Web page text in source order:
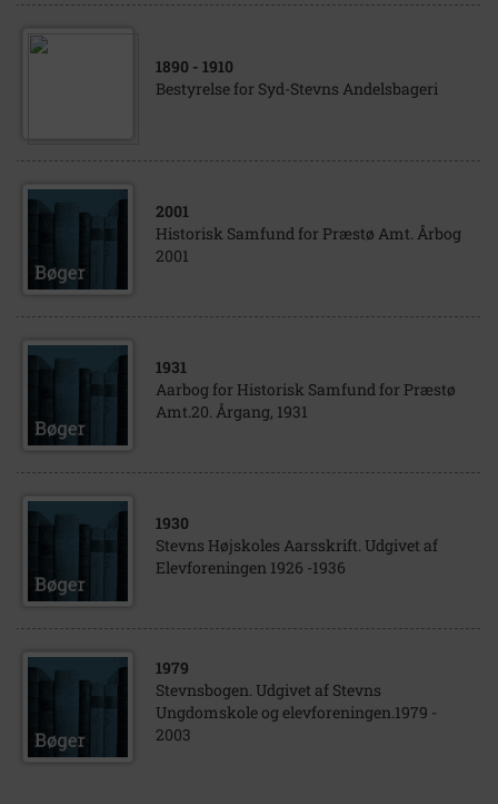
1890 - 1910
Bestyrelse for Syd-Stevns Andelsbageri
2001
Historisk Samfund for Præstø Amt. Årbog
2001
1931
Aarbog for Historisk Samfund for Præstø
Amt.20. Årgang, 1931
1930
Stevns Højskoles Aarsskrift. Udgivet af
Elevforeningen 1926 -1936
1979
Stevnsbogen. Udgivet af Stevns
Ungdomskole og elevforeningen.1979 -
2003